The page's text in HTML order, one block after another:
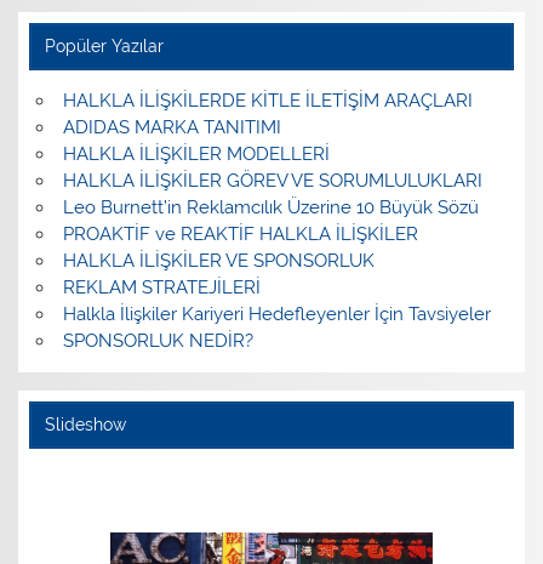
Popüler Yazılar
HALKLA İLİŞKİLERDE KİTLE İLETİŞİM ARAÇLARI
ADIDAS MARKA TANITIMI
HALKLA İLİŞKİLER MODELLERİ
HALKLA İLİŞKİLER GÖREV VE SORUMLULUKLARI
Leo Burnett’in Reklamcılık Üzerine 10 Büyük Sözü
PROAKTİF ve REAKTİF HALKLA İLİŞKİLER
HALKLA İLİŞKİLER VE SPONSORLUK
REKLAM STRATEJİLERİ
Halkla İlişkiler Kariyeri Hedefleyenler İçin Tavsiyeler
SPONSORLUK NEDİR?
Slideshow